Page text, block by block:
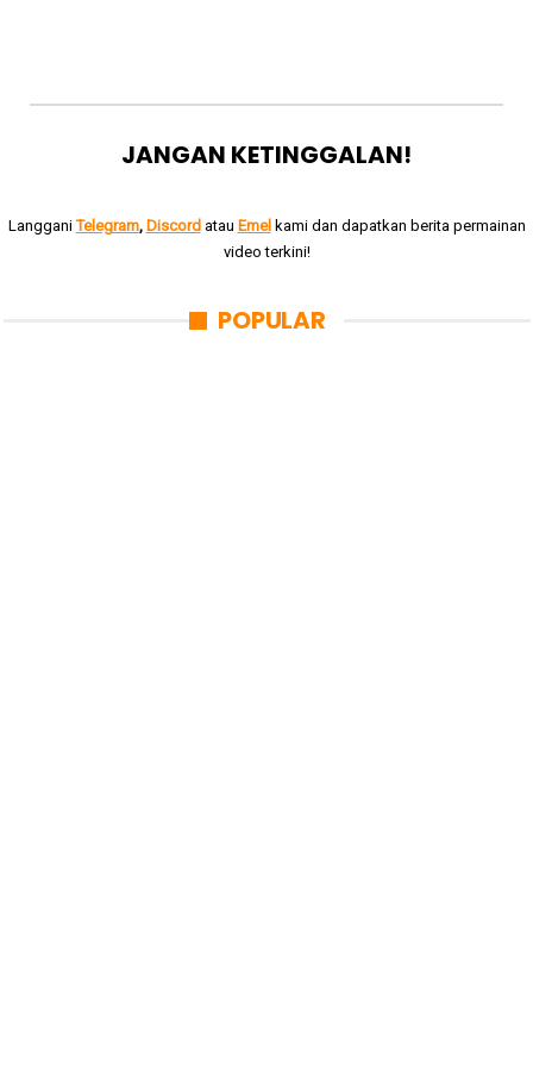
JANGAN KETINGGALAN!
LangganiTelegram, Discordatau Emel kami dan dapatkan berita permainan
video terkini!
POPULAR